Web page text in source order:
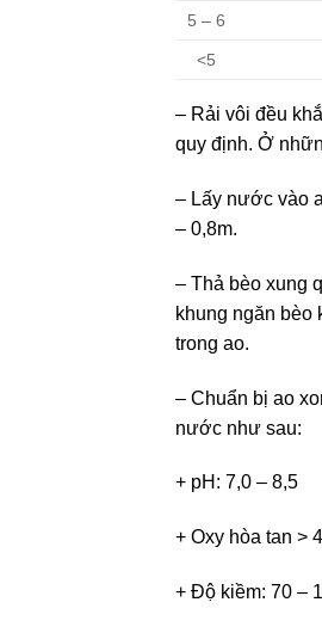
5 – 6
<5
– Rải vôi đều
quy định. Ở
– Lấy nước vào
– 0,8m.
– Thả bèo xung
khung ngăn bèo
trong ao.
– Chuẩn bị ao
nước như sau:
+ pH: 7,0 – 8,5
+ Oxy hòa tan >
+ Độ kiềm: 70 –